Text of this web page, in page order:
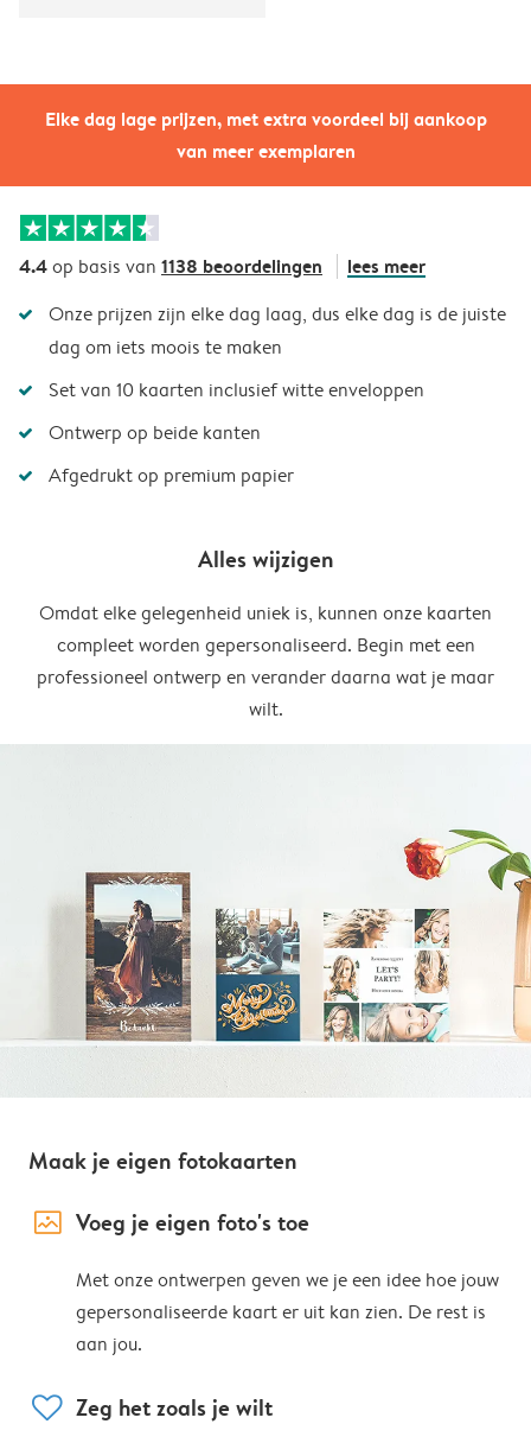
Elke dag lage prijzen, met extra voordeel bij aankoop
van meer exemplaren
4.4op basis van 1138 beoordelingen lees meer
Onze prijzen zijn elke dag laag, dus elke dag is de juiste
dag om iets moois te maken
Set van 10 kaarten inclusief witte enveloppen
Ontwerp op beide kanten
Afgedrukt op premium papier
Alles wijzigen
Omdat elke gelegenheid uniek is, kunnen onze kaarten
compleet worden gepersonaliseerd. Begin met een
professioneel ontwerp en verander daarna wat je maar
wilt.
Maak je eigen fotokaarten
image_placeholder Voeg je eigen foto's toe
Met onze ontwerpen geven we je een idee hoe jouw
gepersonaliseerde kaart er uit kan zien. De rest is
aan jou.
heart Zeg het zoals je wilt